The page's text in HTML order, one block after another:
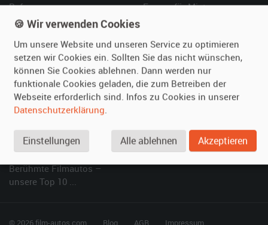
Referenzen
Kundenmeinungen
Fragen für Mieter
Vermieten
Oldtimer anmelden
Fotos senden
Fragen für Vermieter
Hilfe
Häufige Fragen (FAQ)
So funktioniert's
SPECIAL
Berühmte Filmautos –
unsere Top 10 ...
© 2026 film-autos.com Blog AGB Impressum
🍪 Wir verwenden Cookies
Um unsere Website und unseren Service zu optimieren
setzen wir Cookies ein. Sollten Sie das nicht wünschen,
können Sie Cookies ablehnen. Dann werden nur
funktionale Cookies geladen, die zum Betreiben der
Webseite erforderlich sind. Infos zu Cookies in unserer
Datenschutzerklärung.
Einstellungen Alle ablehnen Akzeptieren